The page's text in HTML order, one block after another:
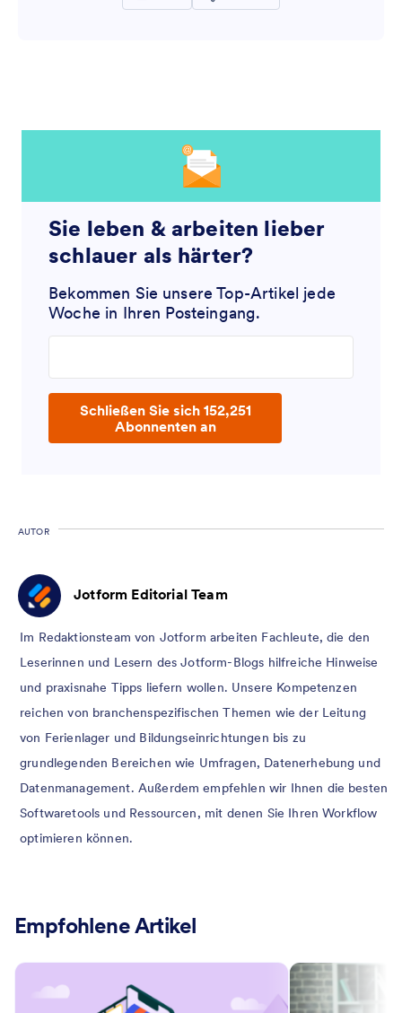
Sie leben & arbeiten lieber
schlauer als härter?
Bekommen Sie unsere Top-Artikel jede
Woche in Ihren Posteingang.
Schließen Sie sich 152,251
Abonnenten an
AUTOR
Jotform Editorial Team
Im Redaktionsteam von Jotform arbeiten Fachleute, die den
Leserinnen und Lesern des Jotform-Blogs hilfreiche Hinweise
und praxisnahe Tipps liefern wollen. Unsere Kompetenzen
reichen von branchenspezifischen Themen wie der Leitung
von Ferienlager und Bildungseinrichtungen bis zu
grundlegenden Bereichen wie Umfragen, Datenerhebung und
Datenmanagement. Außerdem empfehlen wir Ihnen die besten
Softwaretools und Ressourcen, mit denen Sie Ihren Workflow
optimieren können.
Empfohlene Artikel